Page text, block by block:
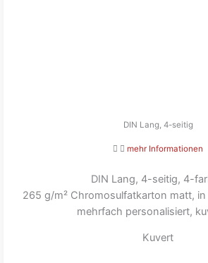
DIN Lang, 4-seitig
mehr Informationen
DIN Lang, 4-seitig, 4-
265 g/m² Chromosulfatkarton matt,
mehrfach personalisiert,
Kuvert